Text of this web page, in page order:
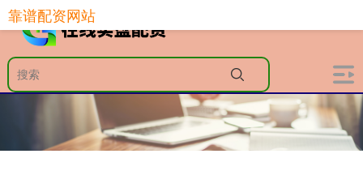
靠谱配资网站